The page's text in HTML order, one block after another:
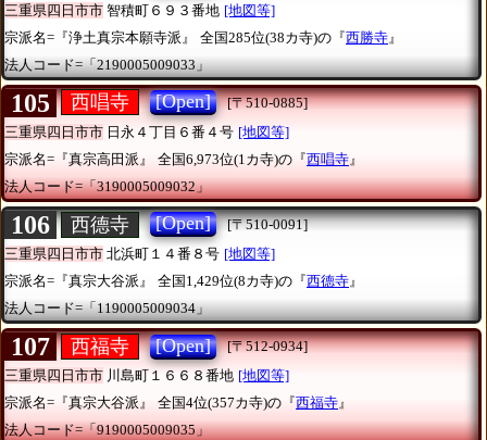
三重県四日市市 智積町６９３番地 [地図等]
宗派名=『浄土真宗本願寺派』
全国285位(38カ寺)の『西勝寺 』
法人コード=「2190005009033」
105 西唱寺 [Open]
[〒510-0885]
三重県四日市市 日永４丁目６番４号 [地図等]
宗派名=『真宗高田派』
全国6,973位(1カ寺)の『西唱寺 』
法人コード=「3190005009032」
106 西德寺 [Open]
[〒510-0091]
三重県四日市市 北浜町１４番８号 [地図等]
宗派名=『真宗大谷派』
全国1,429位(8カ寺)の『西德寺』
法人コード=「1190005009034」
107 西福寺 [Open]
[〒512-0934]
三重県四日市市 川島町１６６８番地 [地図等]
宗派名=『真宗大谷派』
全国4位(357カ寺)の『西福寺』
法人コード=「9190005009035」